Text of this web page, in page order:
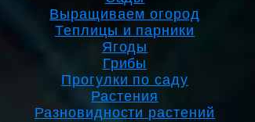
Выращиваем огород
Теплицы и парники
Ягоды
Грибы
Прогулки по саду
Растения
Разновидности растений